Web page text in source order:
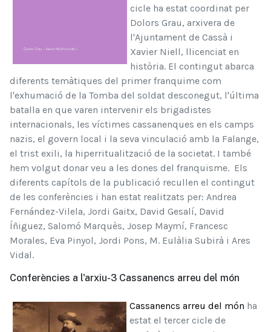
cicle ha estat coordinat per
Dolors Grau, arxivera de
l'Ajuntament de Cassà i
Xavier Niell, llicenciat en
història. El contingut abarca
diferents temàtiques del primer franquime com
l'exhumació de la Tomba del soldat desconegut, l'última
batalla en que varen intervenir els brigadistes
internacionals, les víctimes cassanenques en els camps
nazis, el govern local i la seva vinculació amb la Falange,
el trist exili, la hiperritualització de la societat. I també
hem volgut donar veu a les dones del franquisme. Els
diferents capítols de la publicació recullen el contingut
de les conferències i han estat realitzats per: Andrea
Fernández-Vilela, Jordi Gaitx, David Gesalí, David
Íñiguez, Salomó Marquès, Josep Maymí, Francesc
Morales, Eva Pinyol, Jordi Pons, M. Eulàlia Subirà i Ares
Vidal.
Conferències a l'arxiu-3 Cassanencs arreu del món
Cassanencs arreu del món ha
estat el tercer cicle de